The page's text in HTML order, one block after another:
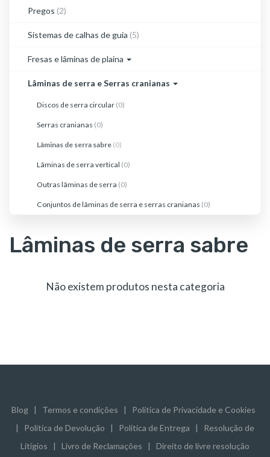
Pregos (2)
Sistemas de calhas de guia (5)
Fresas e lâminas de plaina
Lâminas de serra e Serras cranianas
Discos de serra circular (0)
Serras cranianas (0)
Lâminas de serra sabre (0)
Lâminas de serra vertical (0)
Outras lâminas de serra (0)
Conjuntos de lâminas de serra e serras cranianas (0)
Lâminas de serra sabre
Não existem produtos nesta categoria
Blog| Termos e condições | Política de Privacidade e Cookies
| Política de Devolução | Política de Entrega | Resolução de
Litígios | Livro de Reclamações | Direito de livre resolução